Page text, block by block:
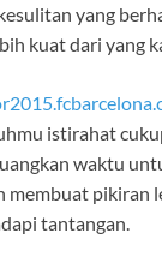
yang
kuat dari yang
istirahat
waktu
membuat pikiran
tantangan.